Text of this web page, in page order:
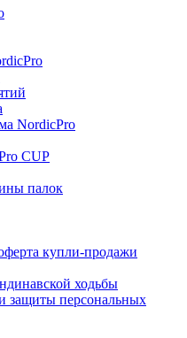
NordicPro
CUP
палок
купли-продажи
ходьбы
защиты персональных